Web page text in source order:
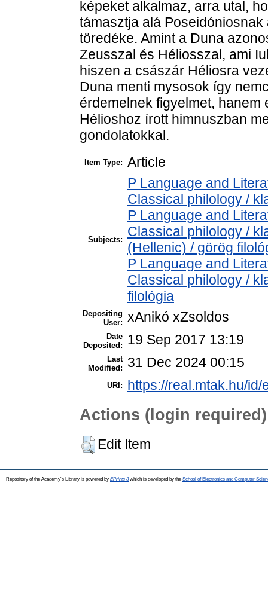
képeket alkalmaz, arra utal,
támasztja alá
töredéke. Amint a Duna
Zeusszal és Héliosszal, ami
hiszen a császár Héliosra
Duna menti mysosok így
érdemelnek figyelmet,
Hélioshoz írott himnuszban
gondolatokkal.
Item Type: Article
Subjects:
P Language and
Classical philology /
P Language and
Classical philology /
(Hellenic) / görög
P Language and
Classical philology /
filológia
Depositing
User: xAnikó xZsoldos
Date
Deposited:
19 Sep 2017 13:19
Last
Modified:
31 Dec 2024 00:15
URI: https://real.mtak.hu/id/
Actions (login required)
Edit Item
Repository of the Academy's Library is powered by EPrints 3which is developed by the School of Electronics and Computer